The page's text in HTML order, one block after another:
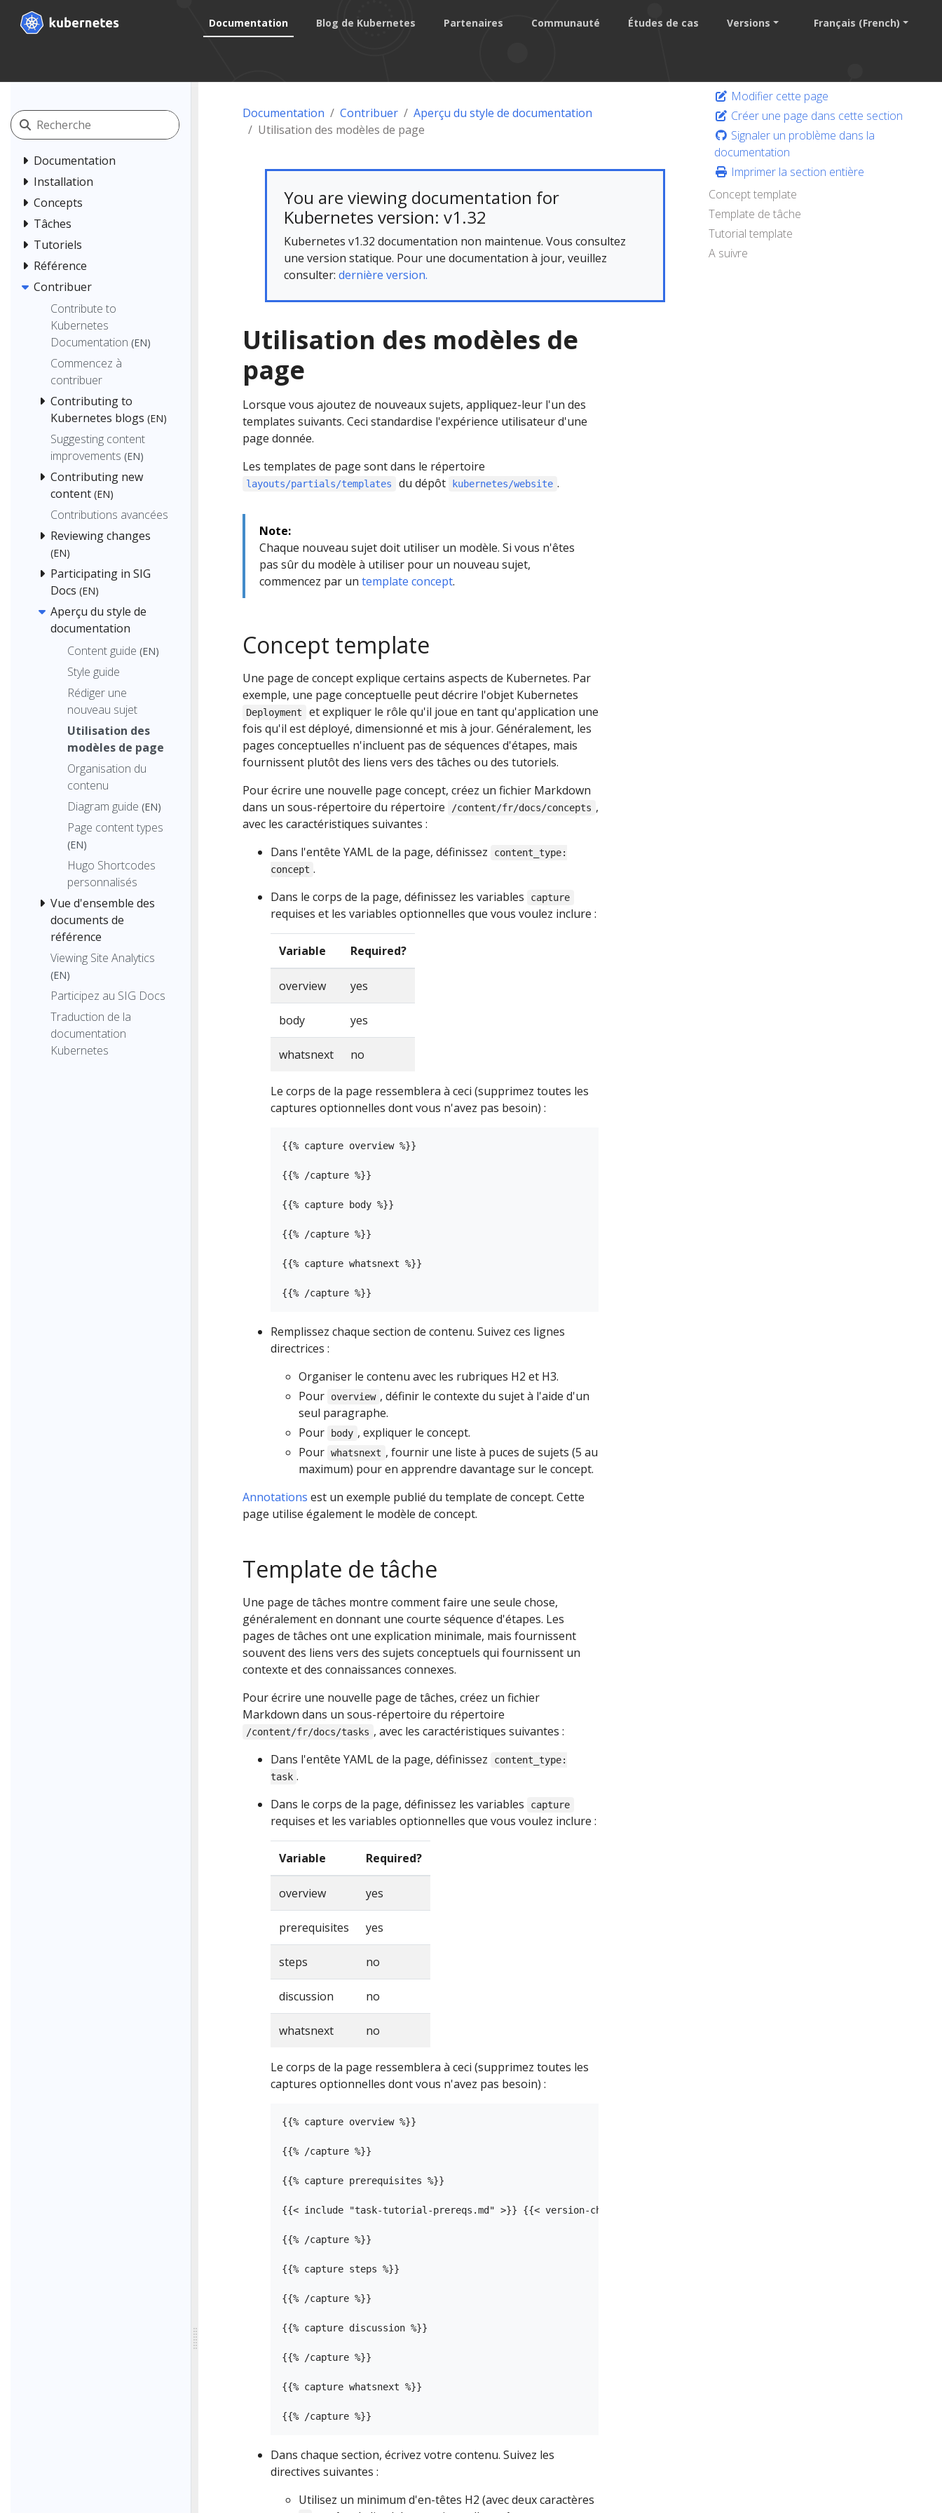
Documentation Blog de Kubernetes Partenaires Communauté Études de cas Versions Français (French)
Documentation
Installation
Concepts
Tâches
Tutoriels
Référence
Contribuer
Contribute to
Kubernetes
Documentation (EN)
Commencez à
contribuer
Contributing to
Kubernetes blogs (EN)
Suggesting content
improvements (EN)
Contributing new
content (EN)
Contributions avancées
Reviewing changes
(EN)
Participating in SIG
Docs (EN)
Aperçu du style de
documentation
Content guide (EN)
Style guide
Rédiger une
nouveau sujet
Utilisation des
modèles de page
Organisation du
contenu
Diagram guide (EN)
Page content types
(EN)
Hugo Shortcodes
personnalisés
Vue d'ensemble des
documents de
référence
Viewing Site Analytics
(EN)
Participez au SIG Docs
Traduction de la
documentation
Kubernetes
Documentation Contribuer
Aperçu du style de documentation
Utilisation des modèles de page
You are viewing documentation for
Kubernetes version: v1.32
Kubernetes v1.32 documentation non maintenue. Vous consultez
une version statique. Pour une documentation à jour, veuillez
consulter: dernière version.
Utilisation des modèles de
page
Lorsque vous ajoutez de nouveaux sujets, appliquez-leur l'un des
templates suivants. Ceci standardise l'expérience utilisateur d'une
page donnée.
Les templates de page sont dans le répertoire
layouts/partials/templates du dépôt kubernetes/website .
Note:
Chaque nouveau sujet doit utiliser un modèle. Si vous n'êtes
pas sûr du modèle à utiliser pour un nouveau sujet,
commencez par un template concept.
Concept template
Une page de concept explique certains aspects de Kubernetes. Par
exemple, une page conceptuelle peut décrire l'objet Kubernetes
Deployment
et expliquer le rôle qu'il joue en tant qu'application une
fois qu'il est déployé, dimensionné et mis à jour. Généralement, les
pages conceptuelles n'incluent pas de séquences d'étapes, mais
fournissent plutôt des liens vers des tâches ou des tutoriels.
Pour écrire une nouvelle page concept, créez un fichier Markdown
dans un sous-répertoire du répertoire
/content/fr/docs/concepts ,
avec les caractéristiques suivantes :
Dans l'entête YAML de la page, définissez
content_type:
concept .
Dans le corps de la page, définissez les variables
capture
requises et les variables optionnelles que vous voulez inclure :
Variable Required?
overview yes
body yes
whatsnext no
Le corps de la page ressemblera à ceci (supprimez toutes les
captures optionnelles dont vous n'avez pas besoin) :
{{% capture overview %}}
{{% /capture %}}
{{% capture body %}}
{{% /capture %}}
{{% capture whatsnext %}}
Remplissez chaque section de contenu. Suivez ces lignes
directrices :
Organiser le contenu avec les rubriques H2 et H3.
Pour
overview , définir le contexte du sujet à l'aide d'un
seul paragraphe.
Pour
body , expliquer le concept.
Pour whatsnext , fournir une liste à puces de sujets (5 au
maximum) pour en apprendre davantage sur le concept.
Annotations est un exemple publié du template de concept. Cette
page utilise également le modèle de concept.
Template de tâche
Une page de tâches montre comment faire une seule chose,
généralement en donnant une courte séquence d'étapes. Les
pages de tâches ont une explication minimale, mais fournissent
souvent des liens vers des sujets conceptuels qui fournissent un
contexte et des connaissances connexes.
Pour écrire une nouvelle page de tâches, créez un fichier
Markdown dans un sous-répertoire du répertoire
/content/fr/docs/tasks , avec les caractéristiques suivantes :
Dans l'entête YAML de la page, définissez
content_type:
task .
Dans le corps de la page, définissez les variables
capture
requises et les variables optionnelles que vous voulez inclure :
Variable Required?
overview yes
prerequisites yes
steps no
discussion no
whatsnext no
Le corps de la page ressemblera à ceci (supprimez toutes les
captures optionnelles dont vous n'avez pas besoin) :
{{% capture overview %}}
{{% /capture %}}
{{% capture prerequisites %}}
{{< include "task-tutorial-prereqs.md" >}} {{< version-check >}}
{{% /capture %}}
{{% capture steps %}}
{{% /capture %}}
{{% capture discussion %}}
{{% /capture %}}
{{% capture whatsnext %}}
Dans chaque section, écrivez votre contenu. Suivez les
directives suivantes :
Utilisez un minimum d'en-têtes H2 (avec deux caractères
Modifier cette page
Créer une page dans cette section
Signaler un problème dans la
documentation
Imprimer la section entière
Concept template
Template de tâche
Tutorial template
A suivre